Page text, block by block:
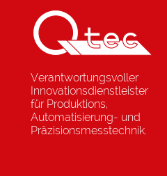
Verantwortungsvoller
Innovationsdienstleister
für Produktions,
Automatisierung- und
Präzisionsmesstechnik.